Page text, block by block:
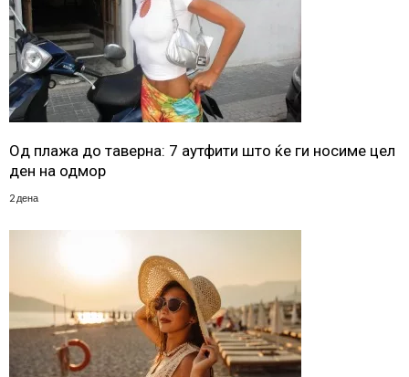
Од плажа до таверна: 7 аутфити што ќе ги носиме цел
ден на одмор
2 дена